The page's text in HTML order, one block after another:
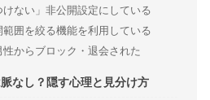
ない」非公開設定にしている
囲を絞る機能を利用している
性からブロック・退会された
なし？隠す心理と見分け方